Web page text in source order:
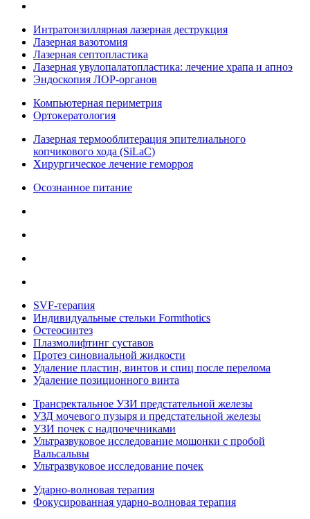
Интратонзиллярная лазерная деструкция
Лазерная вазотомия
Лазерная септопластика
Лазерная увулопалатопластика: лечение храпа и апноэ
Эндоскопия ЛОР-органов
Компьютерная периметрия
Ортокератология
Лазерная термооблитерация эпителиального
копчикового хода (SiLaC)
Хирургическое лечение геморроя
Осознанное питание
SVF-терапия
Индивидуальные стельки Formthotics
Остеосинтез
Плазмолифтинг суставов
Протез синовиальной жидкости
Удаление пластин, винтов и спиц после перелома
Удаление позиционного винта
Трансректальное УЗИ предстательной железы
УЗД мочевого пузыря и предстательной железы
УЗИ почек с надпочечниками
Ультразвуковое исследование мошонки с пробой
Вальсальвы
Ультразвуковое исследование почек
Ударно-волновая терапия
Фокусированная ударно-волновая терапия